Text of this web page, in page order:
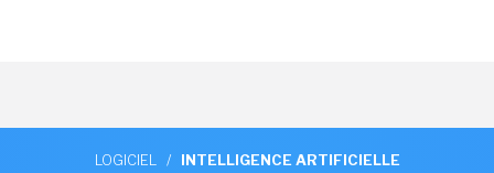
LOGICIEL / INTELLIGENCE ARTIFICIELLE